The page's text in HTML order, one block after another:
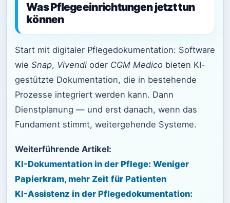
Was Pflegeeinrichtungen jetzt tun
können
Start mit digitaler Pflegedokumentation: Software
wie Snap, Vivendi oder CGM Medico bieten KI-
gestützte Dokumentation, die in bestehende
Prozesse integriert werden kann. Dann
Dienstplanung — und erst danach, wenn das
Fundament stimmt, weitergehende Systeme.
Weiterführende Artikel:
KI-Dokumentation in der Pflege: Weniger
Papierkram, mehr Zeit für Patienten
KI-Assistenz in der Pflegedokumentation: